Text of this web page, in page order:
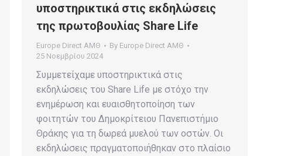
υποστηρικτικά στις εκδηλώσεις
της πρωτοβουλίας Share Life
Europe Direct ΑΜΘ By Europe Direct ΑΜΘ
25 Νοεμβρίου 2024
Συμμετείχαμε υποστηρικτικά στις
εκδηλώσεις του Share Life με στόχο την
ενημέρωση και ευαισθητοποίηση των
φοιτητών του Δημοκρίτειου Πανεπιστήμιο
Θράκης για τη δωρεά μυελού των οστών. Οι
εκδηλώσεις πραγματοποιήθηκαν στο πλαίσιο